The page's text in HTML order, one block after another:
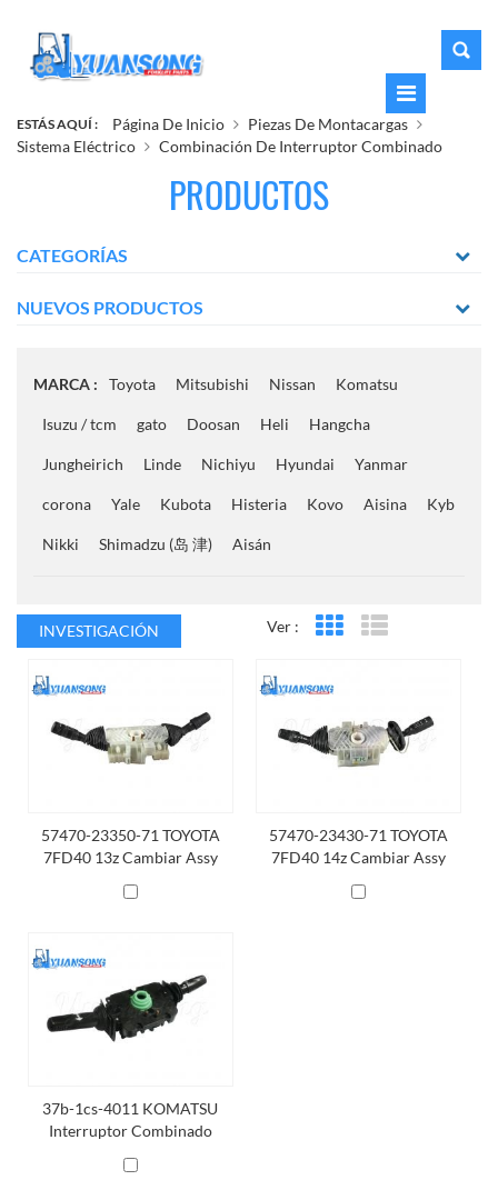
ESTÁS AQUÍ : Página De Inicio
Piezas De Montacargas
Sistema Eléctrico
Combinación De Interruptor Combinado
PRODUCTOS
CATEGORÍAS
NUEVOS PRODUCTOS
MARCA : Toyota Mitsubishi Nissan Komatsu
Isuzu / tcm gato Doosan Heli Hangcha
Jungheirich Linde Nichiyu Hyundai Yanmar
corona Yale Kubota Histeria Kovo Aisina Kyb
Nikki Shimadzu (岛 津) Aisán
INVESTIGACIÓN Ver : Vista en cuadrícula
57470-23350-71 TOYOTA
7FD40 13z Cambiar Assy
57470-23430-71 TOYOTA
7FD40 14z Cambiar Assy
37b-1cs-4011 KOMATSU
Interruptor Combinado